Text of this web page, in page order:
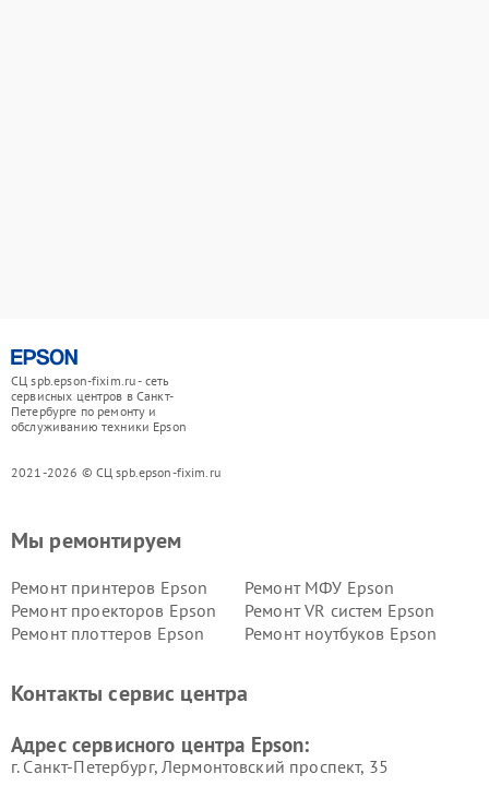
СЦ spb.epson-fixim.ru - сеть
сервисных центров в Санкт-
Петербурге по ремонту и
обслуживанию техники Epson
2021-2026 © СЦ spb.epson-fixim.ru
Мы ремонтируем
Ремонт принтеров Epson
Ремонт МФУ Epson
Ремонт проекторов Epson
Ремонт VR систем Epson
Ремонт плоттеров Epson
Ремонт ноутбуков Epson
Контакты сервис центра
Адрес сервисного центра Epson:
г. Санкт-Петербург, Лермонтовский проспект, 35